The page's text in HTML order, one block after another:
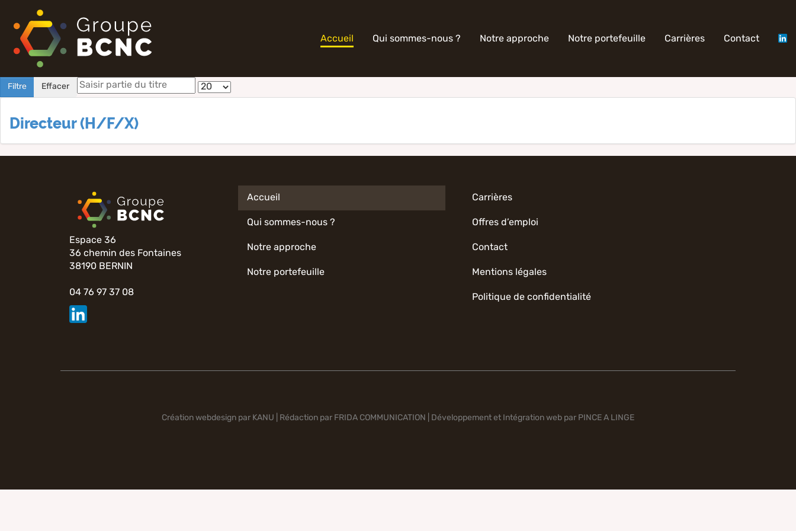
Accueil Qui sommes-nous ? Notre approche Notre portefeuille Carrières Contact
Filtre Effacer
Directeur (H/F/X)
Espace 36
36 chemin des Fontaines
38190 BERNIN
04 76 97 37 08
Accueil
Qui sommes-nous ?
Notre approche
Notre portefeuille
Carrières
Offres d’emploi
Contact
Mentions légales
Politique de confidentialité
Création webdesign par KANU Rédaction par FRIDA COMMUNICATION Développement et Intégration web par PINCE A LINGE